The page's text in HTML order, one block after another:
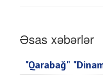
Əsas xəbərlər
"Qarabağ"